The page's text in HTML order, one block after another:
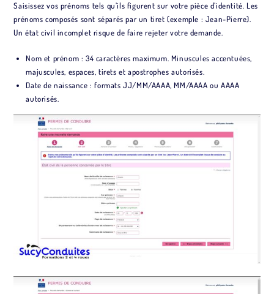
Saisissez vos prénoms tels qu’ils figurent sur votre pièce d’identité. Les
prénoms composés sont séparés par un tiret (exemple : Jean-Pierre).
Un état civil incomplet risque de faire rejeter votre demande.
Nom et prénom : 34 caractères maximum. Minuscules accentuées,
majuscules, espaces, tirets et apostrophes autorisés.
Date de naissance : formats JJ/MM/AAAA, MM/AAAA ou AAAA
autorisés.